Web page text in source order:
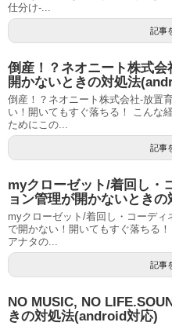
仕分け-...
記事
倒産！？ネオニート株式
開かないときの対処法
倒産！？ネオニート株式会社-放置
い！開いてもすぐ落ちる！ こんな
ためにこの...
記事
myクローゼット/着回し・
ョン管理が開かないとき
myクローゼット/着回し・コーデ
で開かない！開いてもすぐ落ちる
アナタの...
記事
NO MUSIC, NO
きの対処法(android対応)